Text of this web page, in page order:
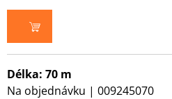
DO KOŠÍKU
Délka: 70 m
Na objednávku | 009245070